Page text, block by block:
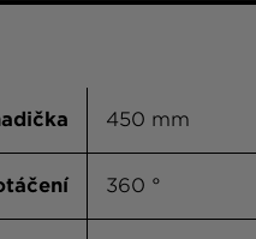
450 mm
360 °